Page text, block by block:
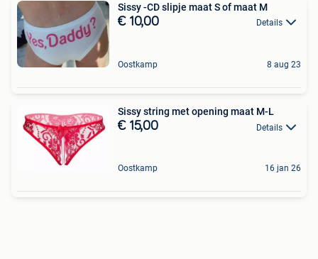
Sissy -CD slipje maat S of maat M
€ 10,00 Details
Oostkamp 8 aug 23
Sissy string met opening maat M-L
€ 15,00 Details
Oostkamp 16 jan 26